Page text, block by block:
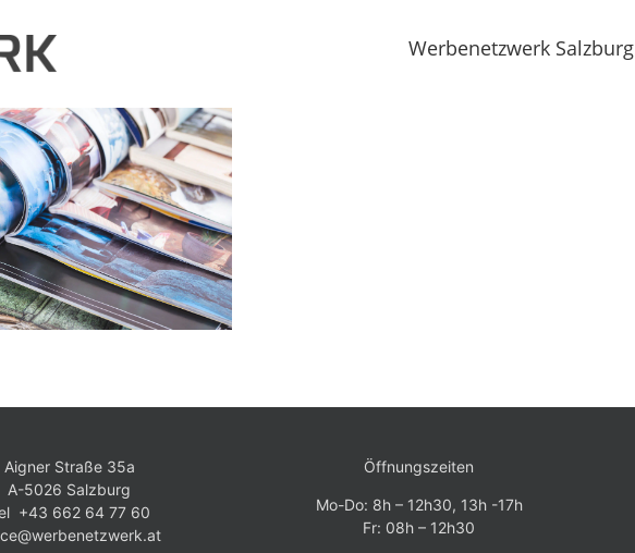
Werbenetzwerk Salzburg
Aigner Straße 35a
A-5026 Salzburg
+43 662 64 77 60
Öffnungszeiten
Mo-Do: 8h – 12h30, 13h -17h
Fr: 08h – 12h30